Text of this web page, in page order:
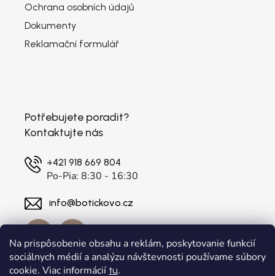
Na prispôsobenie obsahu a reklám, poskytovanie funkcií
sociálnych médií a analýzu návštevnosti používame súbory
cookie. Viac informácií tu.
Ochrana osobních údajů
Dokumenty
Reklamační formulář
Potřebujete poradit?
Kontaktujte nás
+421 918 669 804
Po-Pia: 8:30 - 16:30
info@botickovo.cz